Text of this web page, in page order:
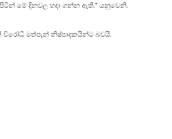
මේ දිනවල හදා ගන්න ඇති.” යනුවෙනි.
මත්පැන් නිෂ්පාදකයින්ට බවයි.